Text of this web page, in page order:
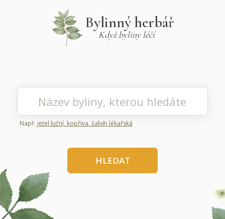
Bylinný herbář
Když byliny léčí
Např. jetel luční, kopřiva, šalvěj lékařská
HLEDAT